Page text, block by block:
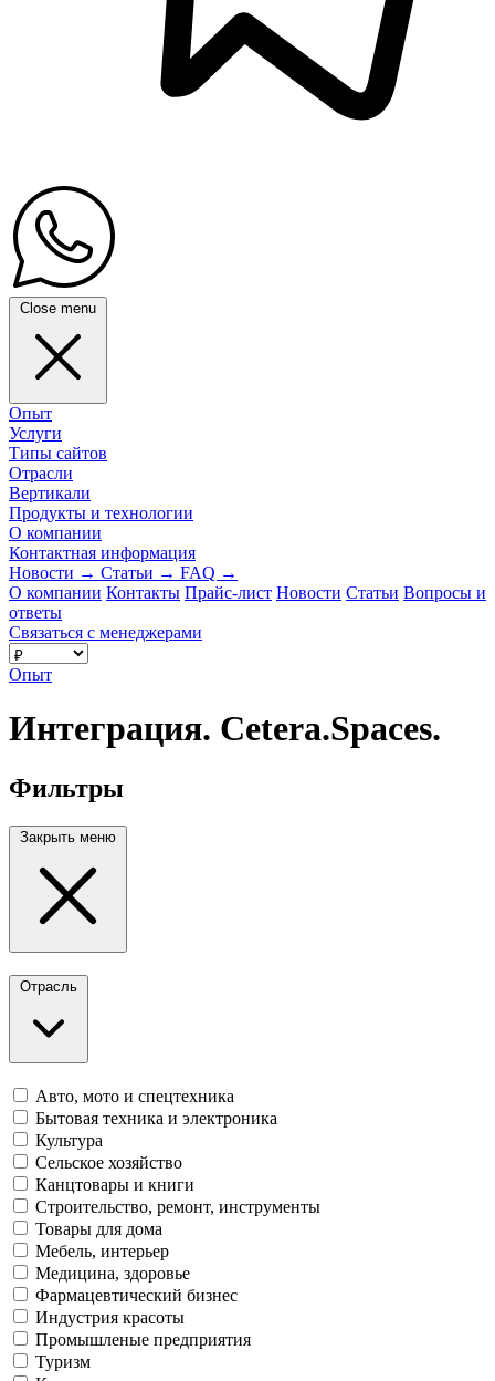
Close menu
Опыт
Услуги
Типы сайтов
Отрасли
Вертикали
Продукты и технологии
О компании
Контактная информация
Новости → Статьи → FAQ →
О компании Контакты Прайс-лист Новости Статьи Вопросы и
ответы
Связаться с менеджерами
Опыт
Интеграция. Cetera.Spaces.
Фильтры
Закрыть меню
Отрасль
Авто, мото и спецтехника
Бытовая техника и электроника
Культура
Сельское хозяйство
Канцтовары и книги
Строительство, ремонт, инструменты
Товары для дома
Мебель, интерьер
Медицина, здоровье
Фармацевтический бизнес
Индустрия красоты
Промышленые предприятия
Туризм